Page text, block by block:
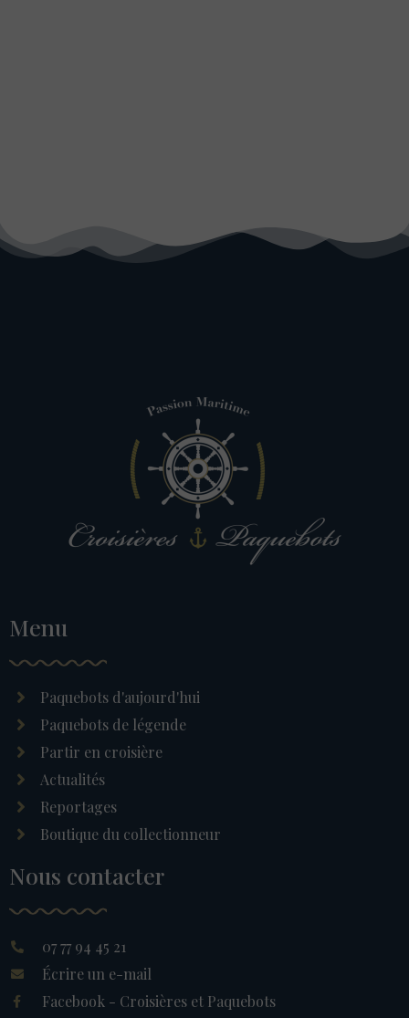
Menu
Paquebots d'aujourd'hui
Paquebots de légende
Partir en croisière
Actualités
Reportages
Boutique du collectionneur
Nous contacter
07 77 94 45 21
Écrire un e-mail
Facebook - Croisières et Paquebots